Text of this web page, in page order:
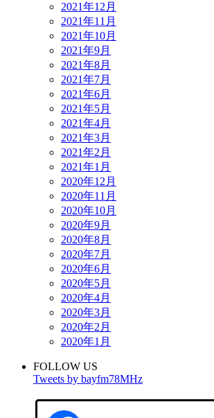
2021年12月
2021年11月
2021年10月
2021年9月
2021年8月
2021年7月
2021年6月
2021年5月
2021年4月
2021年3月
2021年2月
2021年1月
2020年12月
2020年11月
2020年10月
2020年9月
2020年8月
2020年7月
2020年6月
2020年5月
2020年4月
2020年3月
2020年2月
2020年1月
FOLLOW US
Tweets by bayfm78MHz